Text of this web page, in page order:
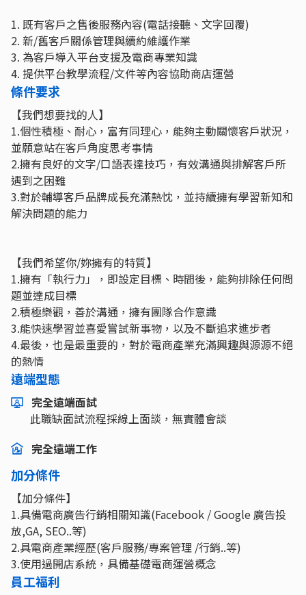
1. 既有客戶之售後服務內容(電話接聽、文字回覆)
2. 新/舊客戶關係管理與續約維護作業
3. 為客戶導入平台支援及電商專業知識
4. 提供平台教學流程/文件等內容協助商店運營
條件要求
【我們想要找的人】
1.個性積極、耐心，富有同理心，能夠主動關懷客戶狀況，
並願意站在客戶角度思考事情
2.擁有良好的文字/口語表達技巧，有效溝通與排解客戶所
遇到之困難
3.對於輔導客戶品牌成長充滿熱忱，並持續擁有學習新知和
解決問題的能力
【我們希望你/妳擁有的特質】
1.擁有「執行力」，即設定目標、時間後，能夠排除任何問
題並達成目標
2.積極樂觀，善於溝通，擁有團隊合作意識
3.能快速學習並喜愛嘗試新事物，以及不斷追求進步者
4.最後，也是最重要的，對於電商產業充滿興趣與源源不絕
的熱情
遠端型態
完全遠端面試
此職缺面試流程採線上面談，無實體會談
完全遠端工作
加分條件
【加分條件】
1.具備電商廣告行銷相關知識(Facebook / Google 廣告投
放,GA, SEO..等)
2.具電商產業經歷(客戶服務/專案管理 /行銷..等)
3.使用過開店系統，具備基礎電商運營概念
員工福利